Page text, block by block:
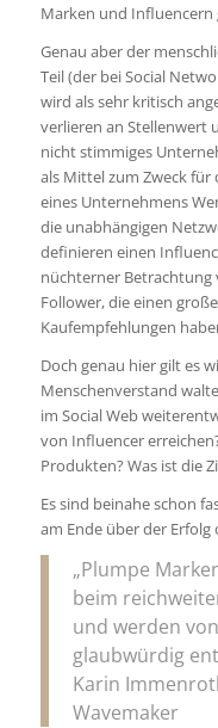
Marken und
Genau aber der
Teil (der bei Social
wird als sehr kritisch
verlieren an Stellenwert
nicht stimmiges
als Mittel zum Zweck
eines Unternehmens
die unabhängigen
definieren einen
nüchterner Betrachtung
Follower, die einen
Kaufempfehlungen
Doch genau hier gilt es
Menschenverstand
im Social Web
von Influencer
Produkten? Was ist die
Es sind beinahe schon
am Ende über der
„Plumpe
beim
und werden
glaubwürdig
Karin
Wavemaker